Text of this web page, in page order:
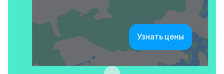
Узнать цены